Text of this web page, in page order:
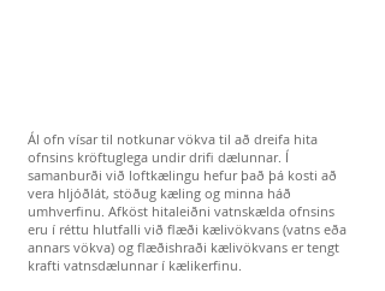
Ál ofn vísar til notkunar vökva til að dreifa hita
ofnsins kröftuglega undir drifi dælunnar. Í
samanburði við loftkælingu hefur það þá kosti að
vera hljóðlát, stöðug kæling og minna háð
umhverfinu. Afköst hitaleiðni vatnskælda ofnsins
eru í réttu hlutfalli við flæði kælivökvans (vatns eða
annars vökva) og flæðishraði kælivökvans er tengt
krafti vatnsdælunnar í kælikerfinu.